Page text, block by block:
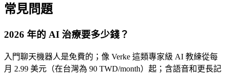
常見問題
2026 年的 AI 治療要多少錢？
入門聊天機器人是免費的；像 Verke 這類專家級 AI 教練從每
月 2.99 美元（在台灣為 90 TWD/month）起；含語音和更長記